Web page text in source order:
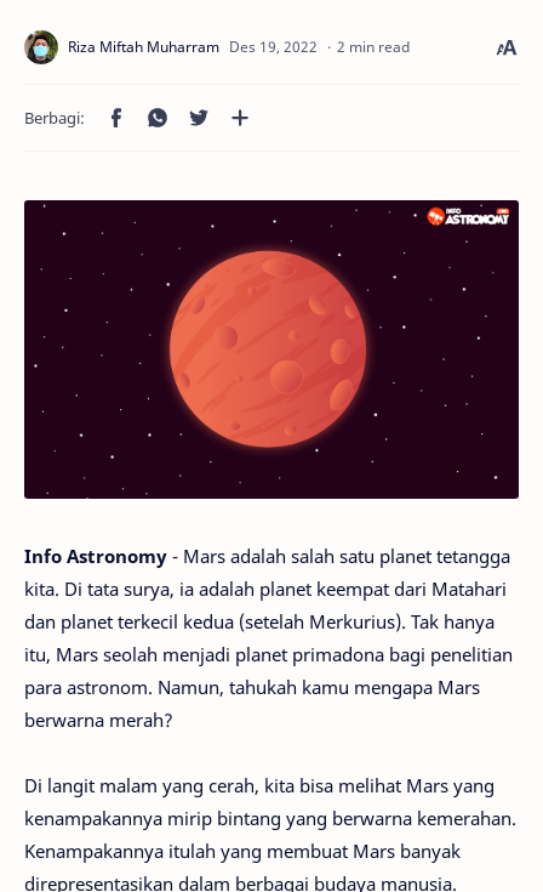
2 min read
Info Astronomy - Mars adalah salah satu planet tetangga
kita. Di tata surya, ia adalah planet keempat dari Matahari
dan planet terkecil kedua (setelah Merkurius). Tak hanya
itu, Mars seolah menjadi planet primadona bagi penelitian
para astronom. Namun, tahukah kamu mengapa Mars
berwarna merah?
Di langit malam yang cerah, kita bisa melihat Mars yang
kenampakannya mirip bintang yang berwarna kemerahan.
Kenampakannya itulah yang membuat Mars banyak
direpresentasikan dalam berbagai budaya manusia.